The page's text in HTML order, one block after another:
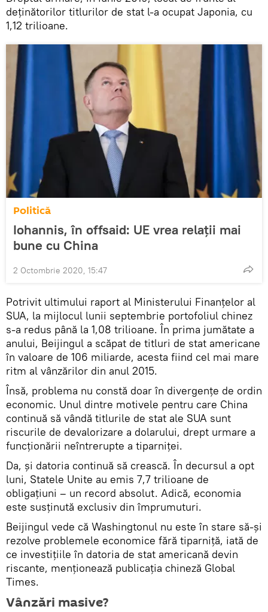
deținătorilor titlurilor de stat l-a ocupat Japonia, cu
1,12 trilioane.
Politică
Iohannis, în offsaid: UE vrea relații mai
bune cu China
2 Octombrie 2020, 15:47
Potrivit ultimului raport al Ministerului Finanțelor al
SUA, la mijlocul lunii septembrie portofoliul chinez
s-a redus până la 1,08 trilioane. În prima jumătate a
anului, Beijingul a scăpat de titluri de stat americane
în valoare de 106 miliarde, acesta fiind cel mai mare
ritm al vânzărilor din anul 2015.
Însă, problema nu constă doar în divergențe de ordin
economic. Unul dintre motivele pentru care China
continuă să vândă titlurile de stat ale SUA sunt
riscurile de devalorizare a dolarului, drept urmare a
funcționării neîntrerupte a tiparniței.
Da, și datoria continuă să crească. În decursul a opt
luni, Statele Unite au emis 7,7 trilioane de
obligațiuni – un record absolut. Adică, economia
este susținută exclusiv din împrumuturi.
Beijingul vede că Washingtonul nu este în stare să-și
rezolve problemele economice fără tiparniță, iată de
ce investițiile în datoria de stat americană devin
riscante, menționează publicația chineză Global
Times.
Vânzări masive?